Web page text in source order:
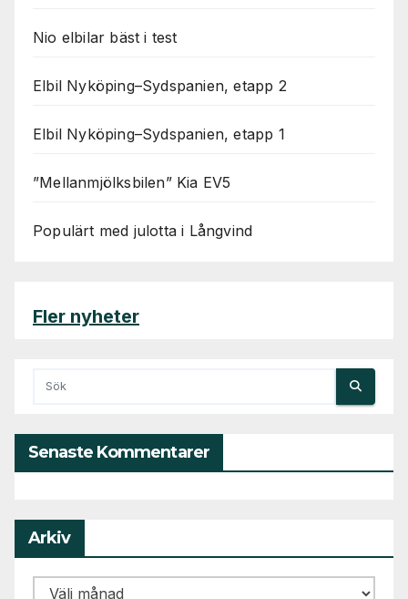
Nio elbilar bäst i test
Elbil Nyköping–Sydspanien, etapp 2
Elbil Nyköping–Sydspanien, etapp 1
”Mellanmjölksbilen” Kia EV5
Populärt med julotta i Långvind
Fler nyheter
Senaste Kommentarer
Arkiv
Arkiv